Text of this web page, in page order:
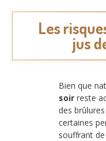
Les
jus
Bien que
soir reste
des
certaines
souffrant de